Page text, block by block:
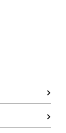
pemicu